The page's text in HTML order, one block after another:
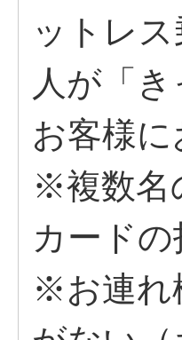
ットレ
人が「
お客様
※複数名
カード
※お連れ